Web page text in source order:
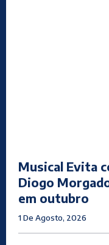
Musical Evita
Diogo
em outubro
1 De Agosto, 2026